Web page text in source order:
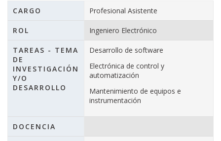
CARGO Profesional Asistente
ROL Ingeniero Electrónico
TAREAS - TEMA
DE
INVESTIGACIÓN
Y/O
DESARROLLO
Desarrollo de software
Electrónica de control y
automatización
Mantenimiento de equipos e
instrumentación
DOCENCIA